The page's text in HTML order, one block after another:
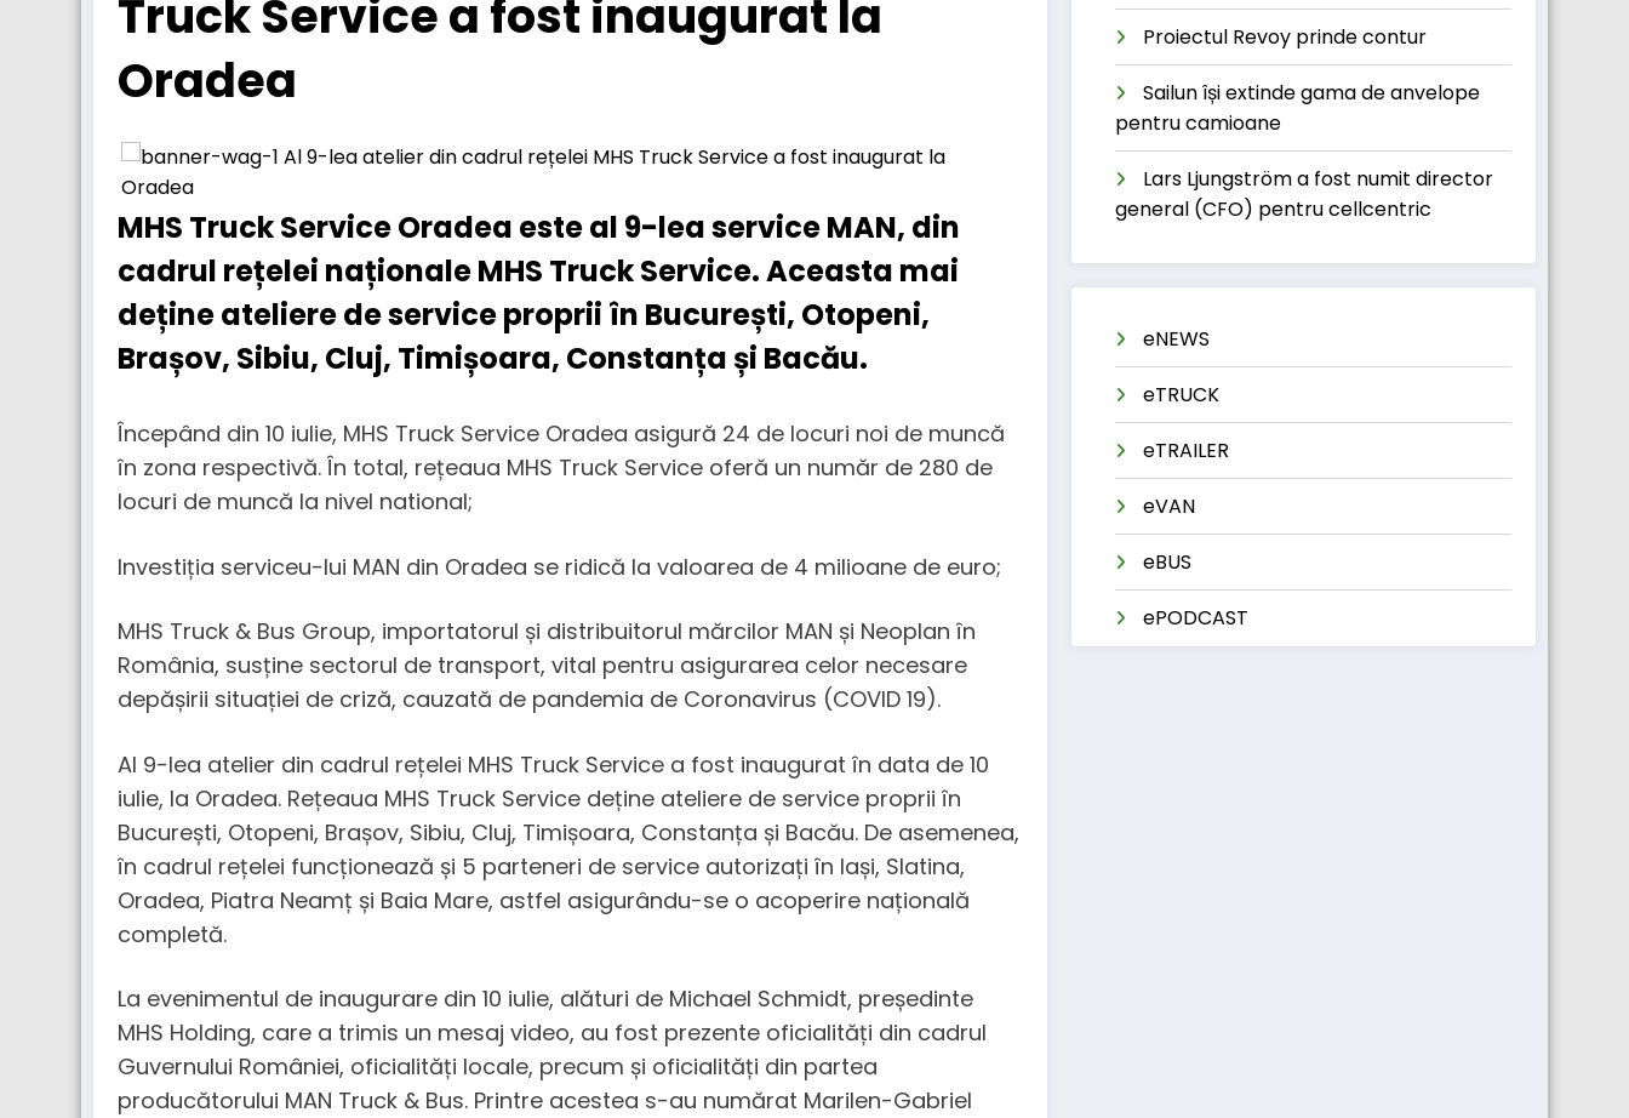
Truck Service a fost inaugurat la
Oradea
MHS Truck Service Oradea este al 9-lea service MAN, din
cadrul rețelei naționale MHS Truck Service. Aceasta mai
deține ateliere de service proprii în București, Otopeni,
Brașov, Sibiu, Cluj, Timișoara, Constanța și Bacău.
Începând din 10 iulie, MHS Truck Service Oradea asigură 24 de locuri noi de muncă
în zona respectivă. În total, rețeaua MHS Truck Service oferă un număr de 280 de
locuri de muncă la nivel national;
Investiția serviceu-lui MAN din Oradea se ridică la valoarea de 4 milioane de euro;
MHS Truck & Bus Group, importatorul și distribuitorul mărcilor MAN și Neoplan în
România, susține sectorul de transport, vital pentru asigurarea celor necesare
depășirii situației de criză, cauzată de pandemia de Coronavirus (COVID 19).
Al 9-lea atelier din cadrul rețelei MHS Truck Service a fost inaugurat în data de 10
iulie, la Oradea. Rețeaua MHS Truck Service deține ateliere de service proprii în
București, Otopeni, Brașov, Sibiu, Cluj, Timișoara, Constanța și Bacău. De asemenea,
în cadrul rețelei funcționează și 5 parteneri de service autorizați în Iași, Slatina,
Oradea, Piatra Neamț și Baia Mare, astfel asigurându-se o acoperire națională
completă.
La evenimentul de inaugurare din 10 iulie, alături de Michael Schmidt, președinte
MHS Holding, care a trimis un mesaj video, au fost prezente oficialități din cadrul
Guvernului României, oficialități locale, precum și oficialități din partea
producătorului MAN Truck & Bus. Printre acestea s-au numărat Marilen-Gabriel
Proiectul Revoy prinde contur
Sailun își extinde gama de anvelope
pentru camioane
Lars Ljungström a fost numit director
general (CFO) pentru cellcentric
eNEWS
eTRUCK
eTRAILER
eVAN
eBUS
ePODCAST